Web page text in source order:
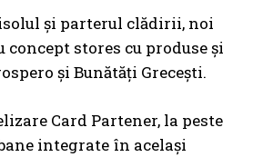
și parterul clădirii, noi
stores cu produse şi
şi Bunătăţi Greceşti.
Card Partener, la peste
integrate în același